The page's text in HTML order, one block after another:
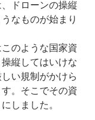
ドローンの操縦
なものが始まり
のような国家資
縦してはいけな
い規制がかけら
。そこでその資
しました。